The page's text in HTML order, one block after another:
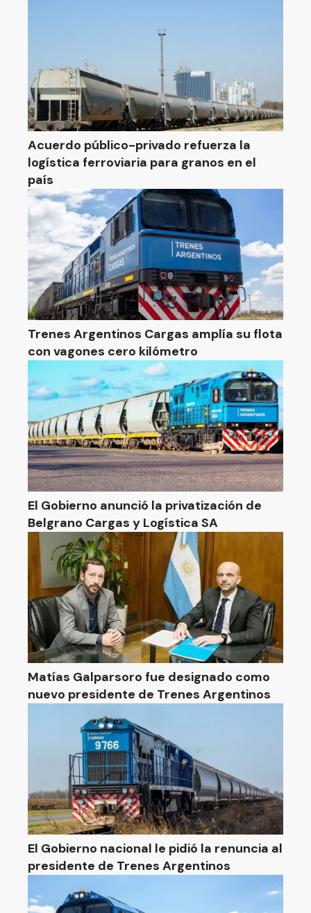
Acuerdo público-privado refuerza la
logística ferroviaria para granos en el
país
Trenes Argentinos Cargas amplía su flota
con vagones cero kilómetro
El Gobierno anunció la privatización de
Belgrano Cargas y Logística SA
Matías Galparsoro fue designado como
nuevo presidente de Trenes Argentinos
El Gobierno nacional le pidió la renuncia al
presidente de Trenes Argentinos